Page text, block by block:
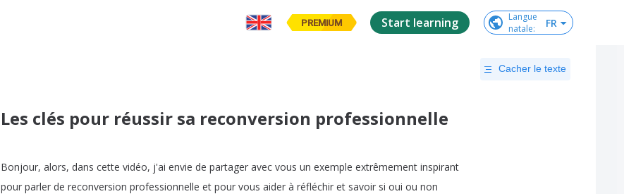
PREMIUM Start learning
Langue
natale: FR
Cacher le texte
Les clés pour réussir sa reconversion professionnelle
Bonjour, alors, dans cette vidéo, j'ai envie de partager avec vous un exemple extrêmement inspirant
pour parler de reconversion professionnelle et pour vous aider à réfléchir et savoir si oui ou non